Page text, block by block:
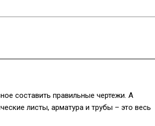
составить правильные чертежи. А
листы, арматура и трубы – это весь